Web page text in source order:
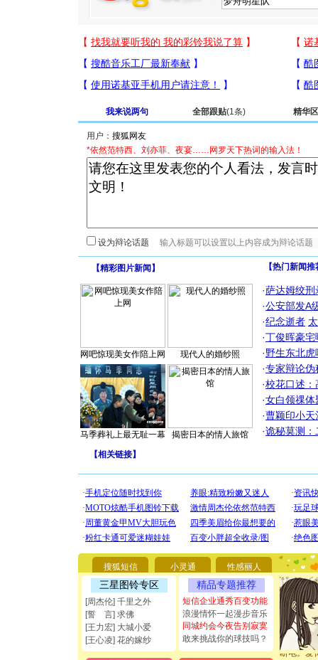
我来说两句 全部跟贴(1条) 精华区
用户：
*依然范特西、刘亦菲、夜宴……网罗天下热词的输入法！
设为辩论话题
【精彩图片新闻 】
网吧惊现美女作陪上网 现代人的婚纱照
马季葬礼上最无耻一幕 揭密日本的情人旅馆
【热门新闻
·萨达姆绞刑
·公安部发A
·纪念逝者
·丁俊晖豪
·野生东北
·专家辩论伪
·校花口述：
·女白领祼体
·曹颖印小天
·诡秘莫测：
【相关链接】
搜狐短信 小灵通 性感丽人
三星图铃专区
[周杰伦] 千里之外
[誓 言] 求佛
[王力宏] 大城小爱
[王心凌] 花的嫁纱
精品专题推荐
短信企业通秀百变功能
浪漫情怀一起漫步音乐
同城约会今夜告别寂寞
敢来挑战你的球技吗？
[圣诞节]
你太多
要平安！
[圣诞节]
能正大光
都要快乐
[圣诞节]
如意,快
[元旦]看
断电。爱
你是我专